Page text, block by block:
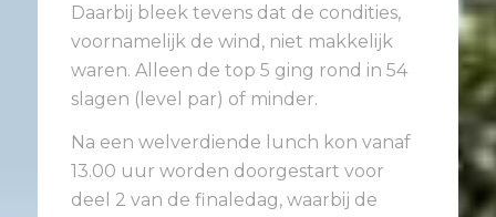
Daarbij bleek tevens dat de condities,
voornamelijk de wind, niet makkelijk
waren. Alleen de top 5 ging rond in 54
slagen (level par) of minder.
Na een welverdiende lunch kon vanaf
13.00 uur worden doorgestart voor
deel 2 van de finaledag, waarbij de